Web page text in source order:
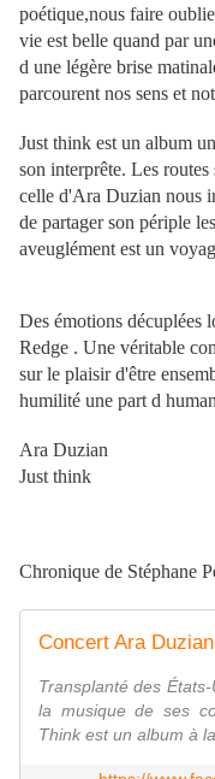
poétique,nous faire
vie est belle quand par
d une légère brise
parcourent nos sens et
Just think est un album
son interprête. Les
celle d'Ara Duzian nous
de partager son périple
aveuglément est un
Des émotions décuplées
Redge . Une véritable
sur le plaisir d'être
humilité une part d
Ara Duzian
Just think
Chronique de Stéphane
Concert Ara
Transplanté des
la musique de ses
Think est un album à